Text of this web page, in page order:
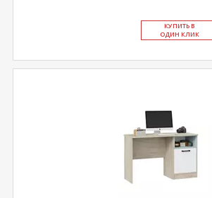
КУ­ПИТЬ В
ОДИН КЛИК